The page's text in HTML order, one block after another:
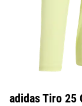
adidas Tiro 25